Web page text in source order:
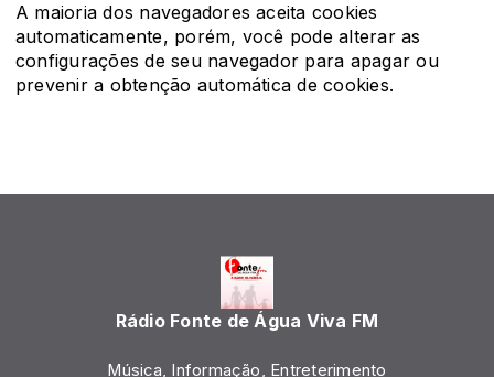
A maioria dos navegadores aceita cookies
automaticamente, porém, você pode alterar as
configurações de seu navegador para apagar ou
prevenir a obtenção automática de cookies.
Rádio Fonte de Água Viva FM
Música, Informação, Entreterimento